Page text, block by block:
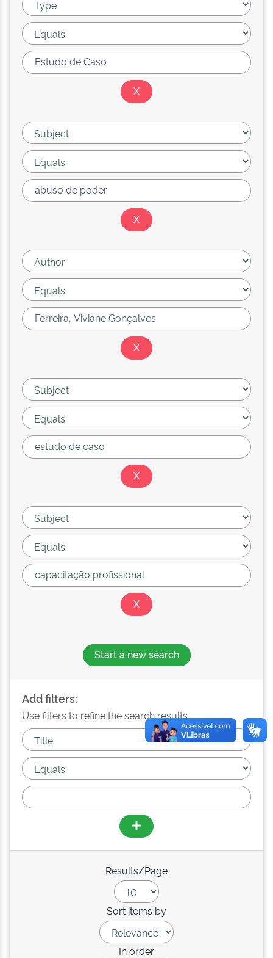
Start a new search
Add filters:
Use filters to refine the search results.
Results/Page
Sort items by
In order